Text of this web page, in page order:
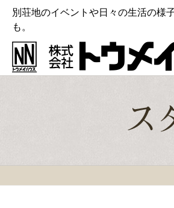
別荘地のイベントや日々の生活の様
も。